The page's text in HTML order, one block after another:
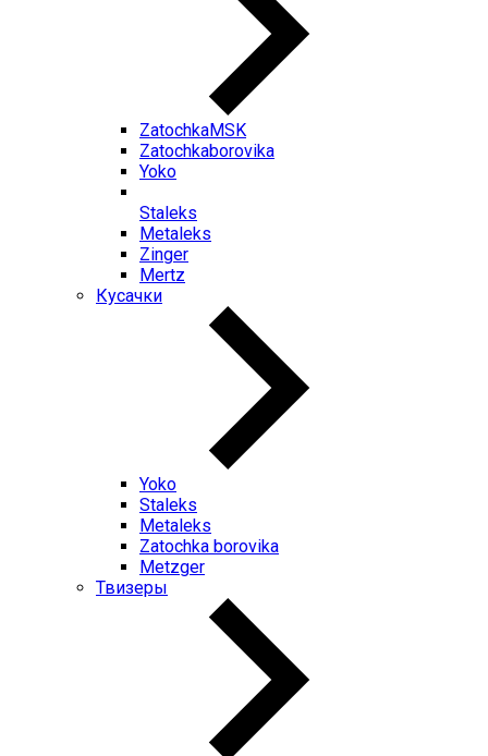
ZatochkaMSK
Zatochkaborovika
Yoko
Staleks
Metaleks
Zinger
Mertz
Кусачки
Yoko
Staleks
Metaleks
Zatochka borovika
Metzger
Твизеры